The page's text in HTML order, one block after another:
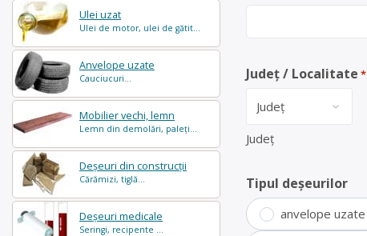
Ulei uzat
Ulei de motor, ulei de gătit...
Anvelope uzate
Cauciucuri...
Mobilier vechi, lemn
Lemn din demolări, paleți...
Deșeuri din construcții
Cărămizi, tiglă...
Deșeuri medicale
Seringi, recipente ...
Județ / Localitate *
Județ
Tipul deșeurilor
anvelope uzate